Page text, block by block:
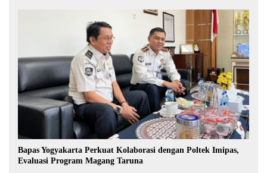
Bapas Yogyakarta Perkuat Kolaborasi dengan Poltek Imipas,
Evaluasi Program Magang Taruna